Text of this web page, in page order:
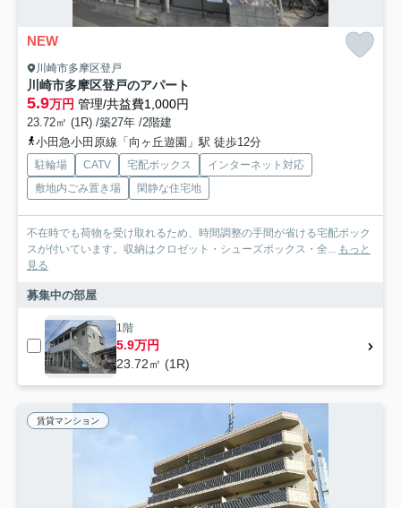
NEW
川崎市多摩区登戸
川崎市多摩区登戸のアパート
5.9万円 管理/共益費1,000円
23.72㎡ (1R) /築27年 /2階建
小田急小田原線「向ヶ丘遊園」駅 徒歩12分
駐輪場 CATV 宅配ボックス
インターネット対応
敷地内ごみ置き場
閑静な住宅地
不在時でも荷物を受け取れるため、時間調整の手間が省ける宅配ボック
スが付いています。収納はクロゼット・シューズボックス・全...
もっと
見る
募集中の部屋
1階
5.9万円
23.72㎡ (1R)
賃貸マンション